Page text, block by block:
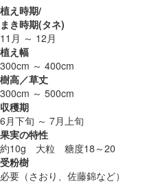
植え時期/
まき時期(タネ)
11月 ～ 12月
植え幅
300cm ～ 400cm
樹高／草丈
300cm ～ 500cm
収穫期
6月下旬 ～ 7月上旬
果実の特性
約10g 大粒 糖度18～20
受粉樹
必要（さおり、佐藤錦など）